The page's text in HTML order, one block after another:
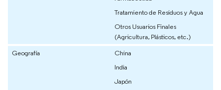
Tratamiento de Residuos y Agua
Otros Usuarios Finales
(Agricultura, Plásticos, etc.)
Geografía
China
India
Japón